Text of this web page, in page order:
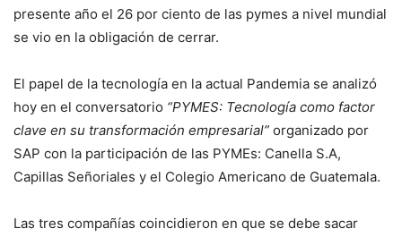
presente año el 26 por ciento de las pymes a nivel mundial
se vio en la obligación de cerrar.
El papel de la tecnología en la actual Pandemia se analizó
hoy en el conversatorio “PYMES: Tecnología como factor
clave en su transformación empresarial” organizado por
SAP con la participación de las PYMEs: Canella S.A,
Capillas Señoriales y el Colegio Americano de Guatemala.
Las tres compañías coincidieron en que se debe sacar